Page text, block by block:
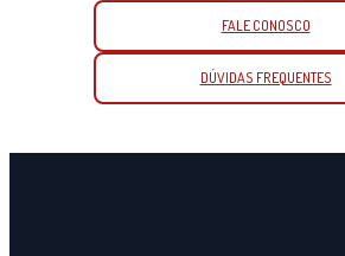
FALE CONOSCO
DÚVIDAS FREQUENTES